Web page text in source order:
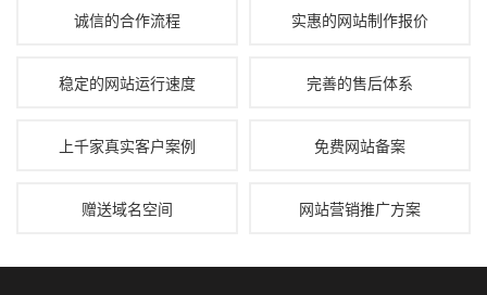
诚信的合作流程 实惠的网站制作报价
稳定的网站运行速度 完善的售后体系
上千家真实客户案例 免费网站备案
赠送域名空间 网站营销推广方案